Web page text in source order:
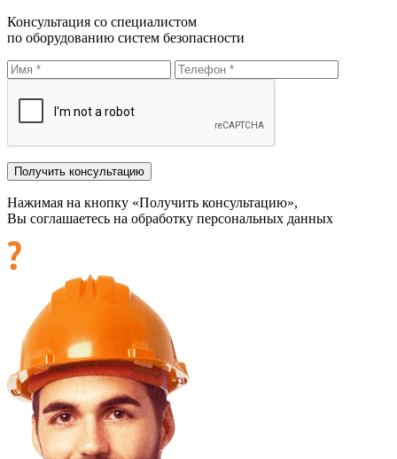
Консультация со специалистом
по оборудованию систем безопасности
Нажимая на кнопку «Получить консультацию»,
Вы соглашаетесь на обработку персональных данных